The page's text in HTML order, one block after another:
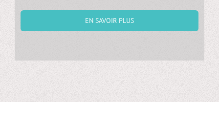
EN SAVOIR PLUS